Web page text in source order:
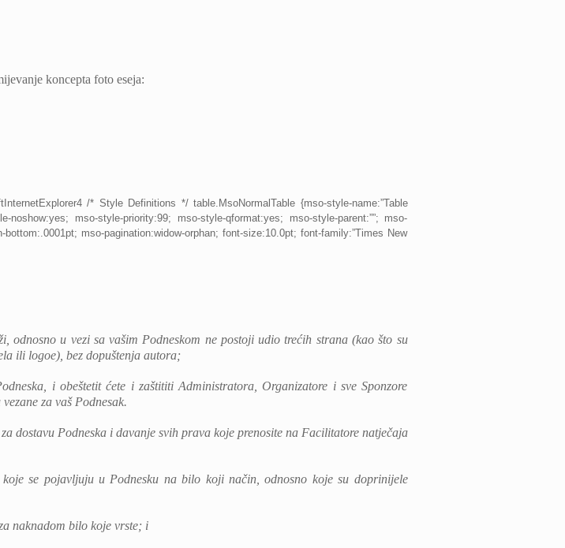
koncepta foto eseja:
/* Style Definitions */ table.MsoNormalTable {mso-style-name:”Table
noshow:yes; mso-style-priority:99; mso-style-qformat:yes; mso-style-parent:””; mso-
mso-pagination:widow-orphan; font-size:10.0pt; font-family:”Times New
odnosno u vezi sa vašim Podneskom ne postoji udio trećih strana (kao što su
ili logoe), bez dopuštenja autora;
i obeštetit ćete i zaštititi Administratora, Organizatore i sve Sponzore
za vaš Podnesak.
dostavu Podneska i davanje svih prava koje prenosite na Facilitatore natječaja
se pojavljuju u Podnesku na bilo koji način, odnosno koje su doprinijele
naknadom bilo koje vrste; i